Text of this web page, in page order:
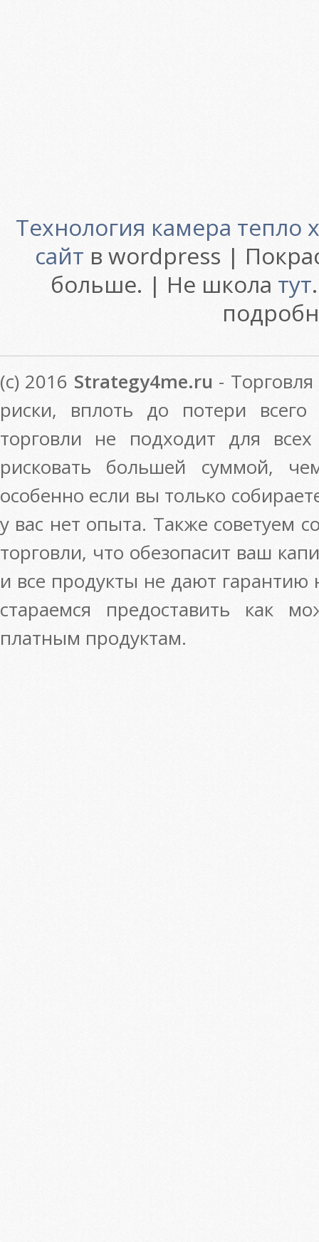
Технология камера тепло
сайт в wordpress |
больше. | Не школа тут
(c) 2016 Strategy4me.ru -
риски, вплоть до потери
торговли не подходит для
рисковать большей суммой,
особенно если вы только
у вас нет опыта. Также советуем
торговли, что обезопасит ваш
и все продукты не дают
стараемся предоставить как
платным продуктам.